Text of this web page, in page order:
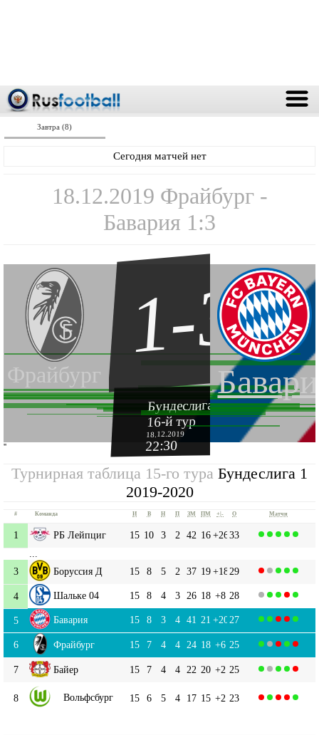
Завтра (8)
Сегодня матчей нет
18.12.2019 Фрайбург -
Бавария 1:3
Фрайбург
1-3
Бундеслига 1 2019-2020
16-й тур
18.12.2019
22:30
''
Турнирная таблица 15-го тура Бундеслига 1
2019-2020
# Команда И В Н П ЗМ ПМ +|- О Матчи
1 РБ Лейпциг 15 10 3 2 42 16+2633
3
Боруссия Д 15 8 5 2 37 19+18 29
4 Шальке 04 15 8 4 3 26 18 +8 28
5 Бавария 15 8 3 4 41 21 +20 27
6 Фрайбург 15 7 4 4 24 18 +6 25
7 Байер 15 7 4 4 22 20 +2 25
8 Вольфсбург 15 6 5 4 17 15 +2 23